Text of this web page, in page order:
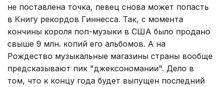
не поставлена точка, певец снова может попасть
в Книгу рекордов Гиннесса. Так, с момента
кончины короля поп-музыки в США было продано
свыше 9 млн. копий его альбомов. А на
Рождество музыкальные магазины страны вообще
предсказывают пик "джексономании". Дело в
том, что к концу года будет выпущен последний